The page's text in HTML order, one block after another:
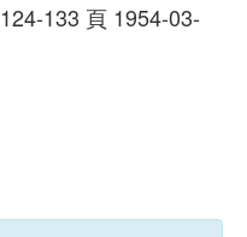
124-133 頁 1954-03-